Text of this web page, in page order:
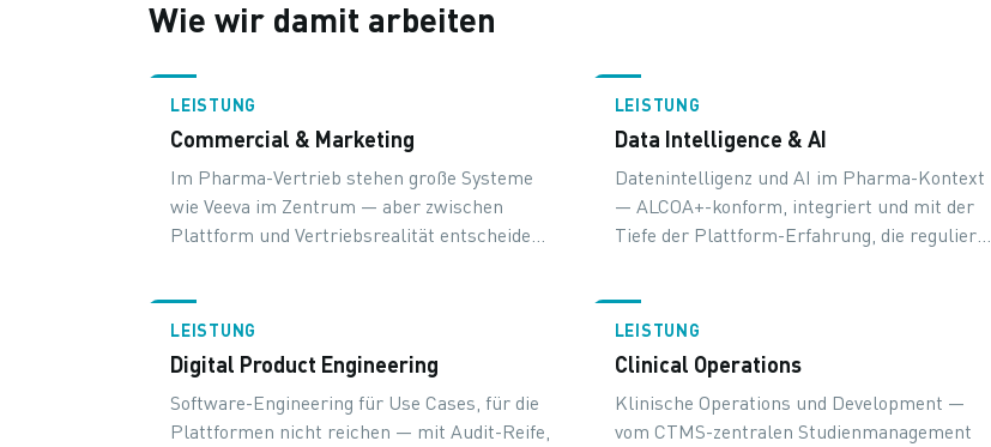
Wie wir damit arbeiten
LEISTUNG
Commercial & Marketing
Im Pharma-Vertrieb stehen große Systeme
wie Veeva im Zentrum — aber zwischen
Plattform und Vertriebsrealität entscheidet
dazwischen.
LEISTUNG
Data Intelligence & AI
Datenintelligenz und AI im Pharma-Kontext
— ALCOA+-konform, integriert und mit der
Tiefe der Plattform-Erfahrung, die regulierte
LEISTUNG
Digital Product Engineering
Software-Engineering für Use Cases, für die
Plattformen nicht reichen — mit Audit-Reife,
LEISTUNG
Clinical Operations
Klinische Operations und Development —
vom CTMS-zentralen Studienmanagement